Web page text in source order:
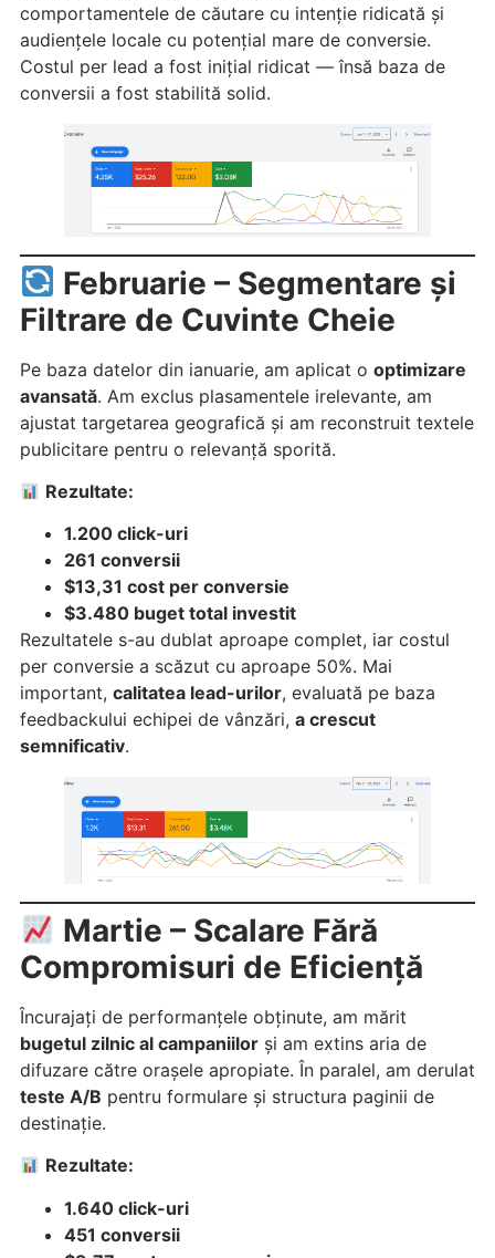
comportamentele de căutare cu intenție ridicată și
audiențele locale cu potențial mare de conversie.
Costul per lead a fost inițial ridicat — însă baza de
conversii a fost stabilită solid.
Februarie – Segmentare și
Filtrare de Cuvinte Cheie
Pe baza datelor din ianuarie, am aplicat o optimizare
avansată. Am exclus plasamentele irelevante, am
ajustat targetarea geografică și am reconstruit textele
publicitare pentru o relevanță sporită.
Rezultate:
1.200 click-uri
261 conversii
$13,31 cost per conversie
$3.480 buget total investit
Rezultatele s-au dublat aproape complet, iar costul
per conversie a scăzut cu aproape 50%. Mai
important, calitatea lead-urilor, evaluată pe baza
feedbackului echipei de vânzări, a crescut
semnificativ.
Martie – Scalare Fără
Compromisuri de Eficiență
Încurajați de performanțele obținute, am mărit
bugetul zilnic al campaniilorși am extins aria de
difuzare către orașele apropiate. În paralel, am derulat
teste A/B pentru formulare și structura paginii de
destinație.
Rezultate:
1.640 click-uri
451 conversii